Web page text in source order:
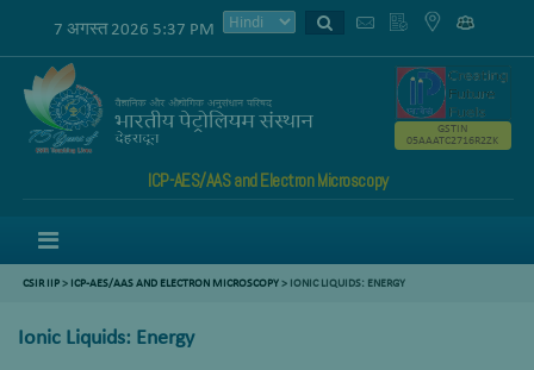
7 अगस्त 2026 5:37 PM
ICP-AES/AAS and Electron Microscopy
GSTIN
05AAATC2716R2ZK
CSIR IIP> ICP-AES/AAS AND ELECTRON MICROSCOPY> IONIC LIQUIDS: ENERGY
Ionic Liquids: Energy